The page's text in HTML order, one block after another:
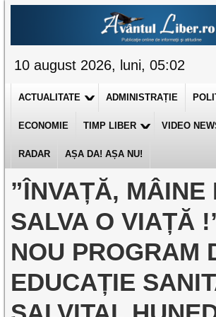
10 august 2026, luni, 05:02
ACTUALITATE ADMINISTRAȚIE
ECONOMIE TIMP LIBER VIDEO
RADAR AȘA DA! AȘA NU!
”ÎNVAȚĂ, MÂINE
SALVA O VIAȚĂ
NOU PROGRAM
EDUCAȚIE